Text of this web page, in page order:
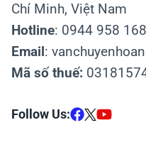
Chí Minh, Việt Nam
Hotline: 0944 958 168
Email:
Mã số thuế:
Follow Us: